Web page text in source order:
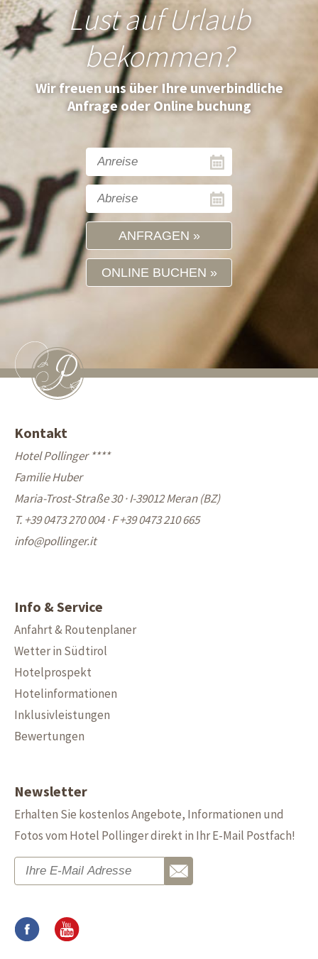
Lust auf Urlaub
bekommen?
Wir freuen uns über Ihre unverbindliche
Anfrage oder Online buchung
ANFRAGEN
ONLINE BUCHEN
Kontakt
Hotel Pollinger ****
Familie Huber
Maria-Trost-Straße 30 · I-39012 Meran (BZ)
T. +39 0473 270 004·F +39 0473 210 665
info@pollinger.it
Info & Service
Anfahrt & Routenplaner
Wetter in Südtirol
Hotelprospekt
Hotelinformationen
Inklusivleistungen
Bewertungen
Newsletter
Erhalten Sie kostenlos Angebote, Informationen und
Fotos vom Hotel Pollinger direkt in Ihr E-Mail Postfach!